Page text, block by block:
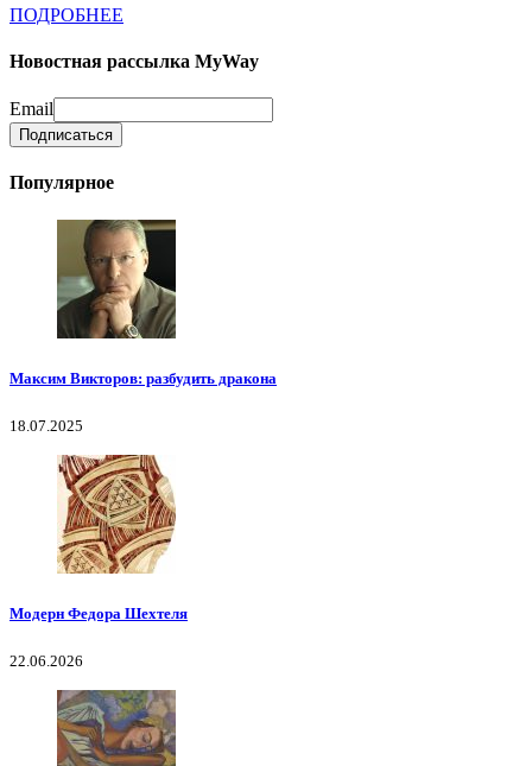
ПОДРОБНЕЕ
Новостная рассылка MyWay
Email
Популярное
Максим Викторов: разбудить дракона
18.07.2025
Модерн Федора Шехтеля
22.06.2026